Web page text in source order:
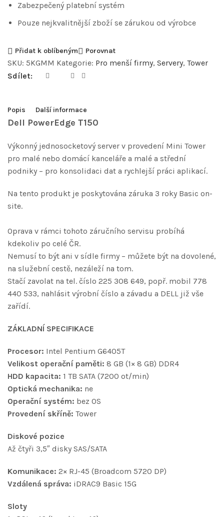
Zabezpečený platební systém
Pouze nejkvalitnější zboží se zárukou od výrobce
Přidat k oblíbeným Porovnat
SKU: 5KGMM Kategorie: Pro menší firmy, Servery, Tower
Sdílet:
Popis Další informace
Dell PowerEdge T150
Výkonný jednosocketový server v provedení Mini Tower
pro malé nebo domácí kanceláře a malé a střední
podniky – pro konsolidaci dat a rychlejší práci aplikací.
Na tento produkt je poskytována záruka 3 roky Basic on-
site.
Oprava v rámci tohoto záručního servisu probíhá
kdekoliv po celé ČR.
Nemusí to být ani v sídle firmy – můžete být na dovolené,
na služební cestě, nezáleží na tom.
Stačí zavolat na tel. číslo 225 308 649, popř. mobil 778
440 533, nahlásit výrobní číslo a závadu a DELL již vše
zařídí.
ZÁKLADNÍ SPECIFIKACE
Procesor: Intel Pentium G6405T
Velikost operační paměti: 8 GB (1× 8 GB) DDR4
HDD kapacita: 1 TB SATA (7200 ot/min)
Optická mechanika: ne
Operační systém: bez OS
Provedení skříně: Tower
Diskové pozice
Až čtyři 3,5″ disky SAS/SATA
Komunikace: 2× RJ-45 (Broadcom 5720 DP)
Vzdálená správa: iDRAC9 Basic 15G
Sloty